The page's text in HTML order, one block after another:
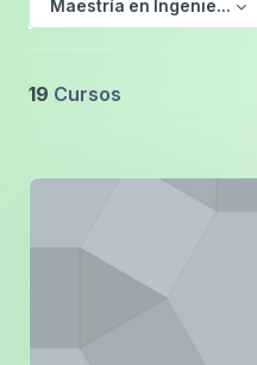
Maestría en Ingeniería
19 Cursos